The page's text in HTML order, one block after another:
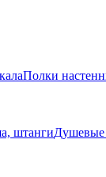
Полки
штангиДушевые